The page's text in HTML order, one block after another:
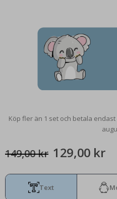
Text
Köp fler än 1 set och betala
149,00 kr 129,00 kr